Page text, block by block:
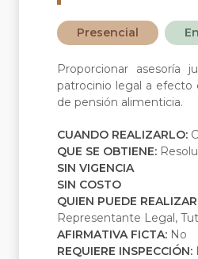
Presencial
Proporcionar asesoría
patrocinio legal a efecto
de pensión alimenticia.
CUANDO REALIZARLO:
QUE SE OBTIENE:
SIN VIGENCIA
SIN COSTO
QUIEN PUEDE
Representante Legal,
AFIRMATIVA FICTA: No
REQUIERE INSPECCIÓN: